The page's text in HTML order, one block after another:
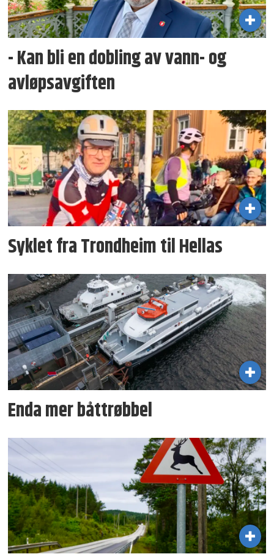
- Kan bli en dobling av vann- og
avløpsavgiften
Syklet fra Trondheim til Hellas
Enda mer båttrøbbel